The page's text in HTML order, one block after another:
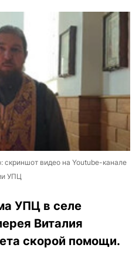
скриншот видео на Youtube-канале
УПЦ
УПЦ в селе
Виталия
скорой помощи.